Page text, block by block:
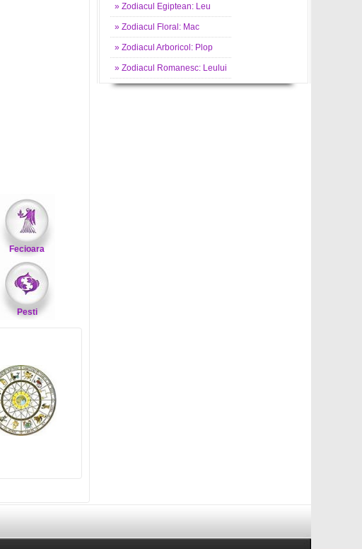
Fecioara
Pesti
» Zodiacul Egiptean: Leu
» Zodiacul Floral: Mac
» Zodiacul Arboricol: Plop
» Zodiacul Romanesc: Leului